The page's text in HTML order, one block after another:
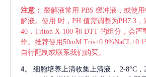
注意： 裂解液常用 PBS 缓冲液，或使
解液。使用 时，PH 值需调整为PH7.3，
40，Triton X-100 和 DTT 的组分，会严
作。推荐使用50mM
自行配制或联系我们购买。
4、 细胞培养上清收集上清液，
2-8°C